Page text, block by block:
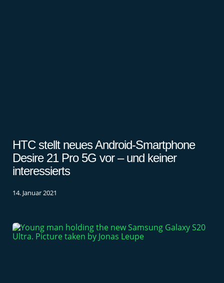
HTC stellt neues Android-Smartphone
Desire 21 Pro 5G vor – und keiner
interessierts
14. Januar 2021